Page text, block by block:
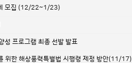
모집 (12/22~1/23)
성 프로그램 최종 선발 발표
위한 해상풍력특별법 시행령 제정 방안(11/17)